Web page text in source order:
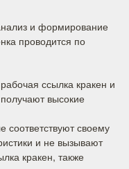
и формирование
проводится по
ссылка кракен и
высокие
соответствуют своему
и не вызывают
кракен, также